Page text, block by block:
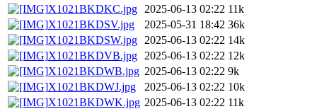
X1021BKDKC.jpg
2025-06-13 02:22 11k
X1021BKDSV.jpg
2025-05-31 18:42 36k
X1021BKDSW.jpg
2025-06-13 02:22 14k
X1021BKDVB.jpg
2025-06-13 02:22 12k
X1021BKDWB.jpg 2025-06-13 02:22 9k
X1021BKDWJ.jpg
2025-06-13 02:22 10k
X1021BKDWK.jpg 2025-06-13 02:22 11k